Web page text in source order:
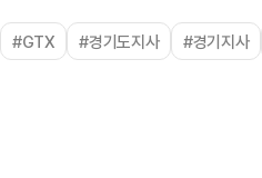
#GTX #경기도지사 #경기지사